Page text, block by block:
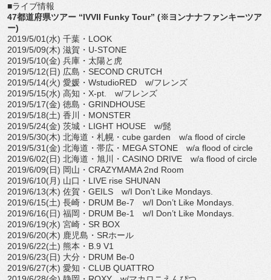
■ライブ情報
47都道府県ツアー “IVVII Funky Tour” (※ヨンナナファンキーツア
ー)
2019/5/01(水) 千葉・LOOK
2019/5/09(木) 滋賀・U-STONE
2019/5/10(金) 兵庫・太陽と虎
2019/5/12(日) 広島・SECOND CRUTCH
2019/5/14(火) 愛媛・WstudioRED w/フレンズ
2019/5/15(水) 高知・X-pt. w/フレンズ
2019/5/17(金) 徳島・GRINDHOUSE
2019/5/18(土) 香川・MONSTER
2019/5/24(金) 茨城・LIGHT HOUSE w/髭
2019/5/30(木) 北海道・札幌・cube garden w/a flood of circle
2019/5/31(金) 北海道・帯広・MEGA STONE w/a flood of circle
2019/6/02(日) 北海道・旭川・CASINO DRIVE w/a flood of circle
2019/6/09(日) 岡山・CRAZYMAMA 2nd Room
2019/6/10(月) 山口・LIVE rise SHUNAN
2019/6/13(木) 佐賀・GEILS w/I Don’t Like Mondays.
2019/6/15(土) 長崎・DRUM Be-7 w/I Don’t Like Mondays.
2019/6/16(日) 福岡・DRUM Be-1 w/I Don’t Like Mondays.
2019/6/19(水) 宮崎・SR BOX
2019/6/20(木) 鹿児島・SRホール
2019/6/22(土) 熊本・B.9 V1
2019/6/23(日) 大分・DRUM Be-0
2019/6/27(木) 愛知・CLUB QUATTRO